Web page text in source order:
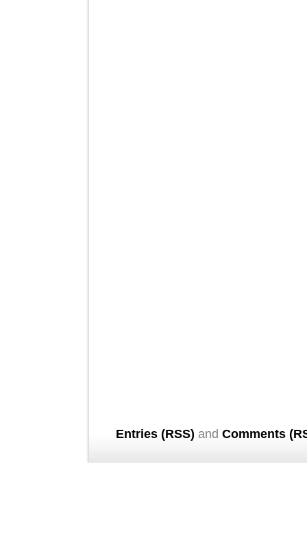
Entries (RSS) and Comments